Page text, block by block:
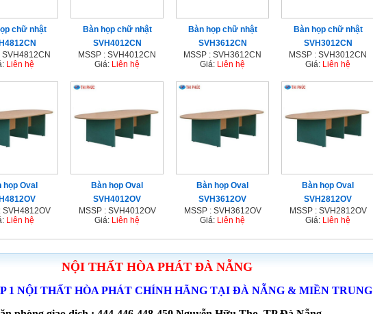
chữ nhật
SVH4812CN
Liên hệ
Bàn họp chữ nhật
SVH4012CN
MSSP : SVH4012CN
Giá: Liên hệ
Bàn họp chữ nhật
SVH3612CN
MSSP : SVH3612CN
Giá: Liên hệ
Bàn họp chữ nhật
SVH3012CN
MSSP : SVH3012CN
Giá: Liên hệ
họp Oval
SVH4812OV
Liên hệ
Bàn họp Oval
SVH4012OV
MSSP : SVH4012OV
Giá: Liên hệ
Bàn họp Oval
SVH3612OV
MSSP : SVH3612OV
Giá: Liên hệ
Bàn họp Oval
SVH2812OV
MSSP : SVH2812OV
Giá: Liên hệ
NỘI THẤT HÒA PHÁT ĐÀ NẴNG
1 NỘI THẤT HÒA PHÁT CHÍNH HÃNG TẠI ĐÀ NẴNG & MIỀN TRUNG